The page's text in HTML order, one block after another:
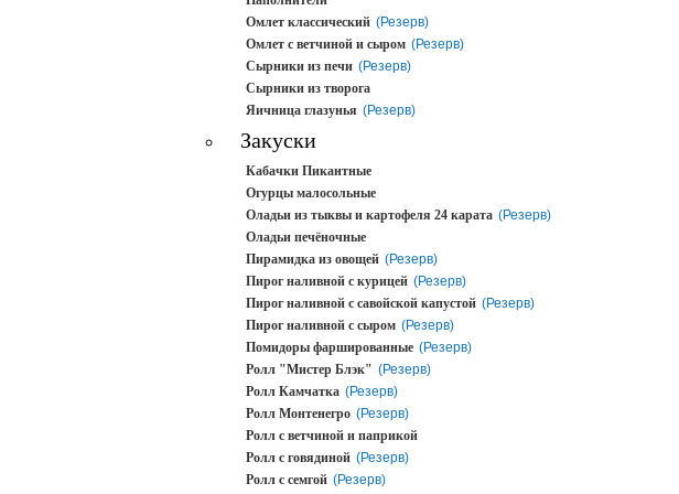
Омлет классический (Резерв)
Омлет с ветчиной и сыром (Резерв)
Сырники из печи (Резерв)
Сырники из творога
Яичница глазунья (Резерв)
Закуски
Кабачки Пикантные
Огурцы малосольные
Оладьи из тыквы и картофеля 24 карата (Резерв)
Оладьи печёночные
Пирамидка из овощей (Резерв)
Пирог наливной с курицей (Резерв)
Пирог наливной с савойской капустой (Резерв)
Пирог наливной с сыром (Резерв)
Помидоры фаршированные (Резерв)
Ролл "Мистер Блэк" (Резерв)
Ролл Камчатка (Резерв)
Ролл Монтенегро (Резерв)
Ролл с ветчиной и паприкой
Ролл с говядиной (Резерв)
Ролл с семгой (Резерв)